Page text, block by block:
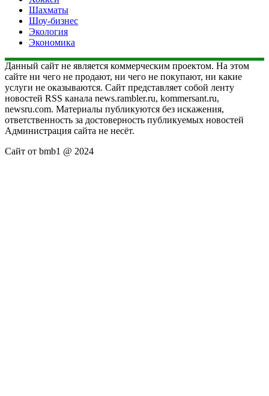
Шахматы
Шоу-бизнес
Экология
Экономика
Данный сайт не является коммерческим проектом. На этом
сайте ни чего не продают, ни чего не покупают, ни какие
услуги не оказываются. Сайт представляет собой ленту
новостей RSS канала news.rambler.ru, kommersant.ru,
newsru.com. Материалы публикуются без искажения,
ответственность за достоверность публикуемых новостей
Администрация сайта не несёт.
Сайт от bmb1 @ 2024